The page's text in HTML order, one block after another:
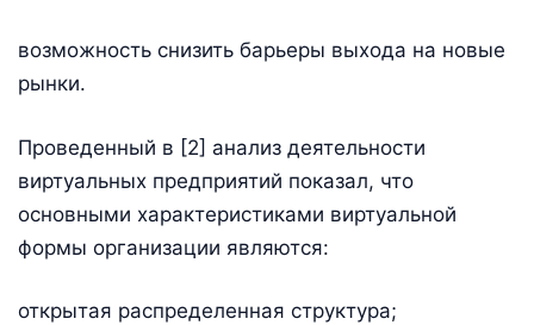
возможность снизить барьеры выхода на новые
рынки.
Проведенный в [2] анализ деятельности
виртуальных предприятий показал, что
основными характеристиками виртуальной
формы организации являются:
открытая распределенная структура;